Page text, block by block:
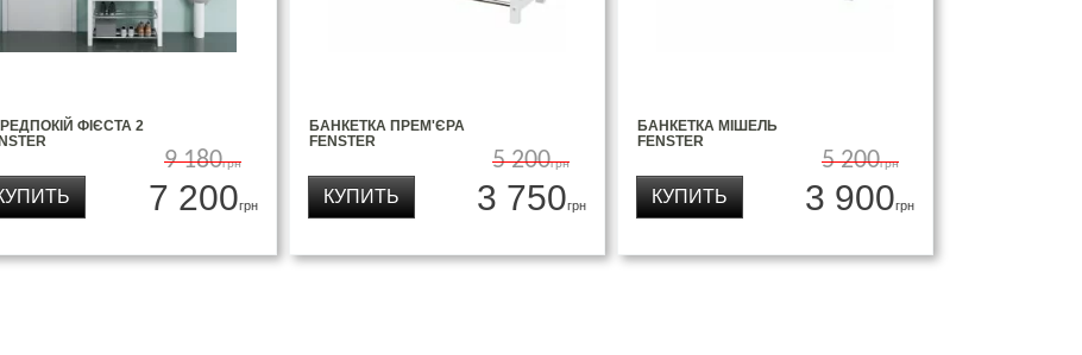
ФІЄСТА 2
9 180грн
7 200грн
БАНКЕТКА ПРЕМ'ЄРА
FENSTER
5 200грн
3 750грн
КУПИТЬ
БАНКЕТКА МІШЕЛЬ
FENSTER
5 200грн
3 900грн
КУПИТЬ